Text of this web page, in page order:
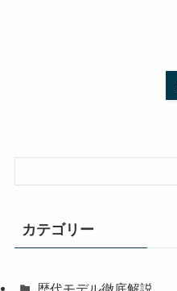
カテゴリー